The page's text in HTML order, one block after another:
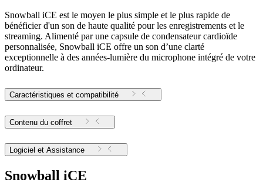
Snowball iCE est le moyen le plus simple et le plus rapide de
bénéficier d'un son de haute qualité pour les enregistrements et le
streaming. Alimenté par une capsule de condensateur cardioïde
personnalisée, Snowball iCE offre un son d’une clarté
exceptionnelle à des années-lumière du microphone intégré de votre
ordinateur.
Caractéristiques et compatibilité
Contenu du coffret
Logiciel et Assistance
Snowball iCE